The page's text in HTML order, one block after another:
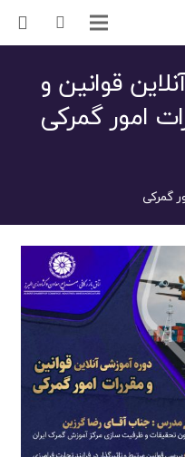
قوانین و
امور گمرکی
گمرکی